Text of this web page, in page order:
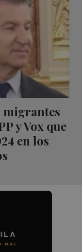
migrantes
y Vox que
en los